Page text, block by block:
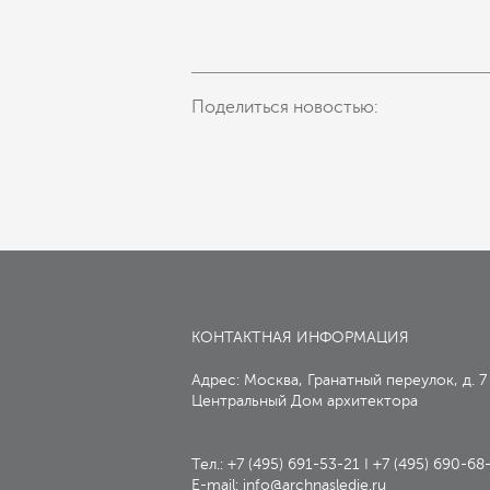
Поделиться новостью:
КОНТАКТНАЯ ИНФОРМАЦИЯ
Адрес: Москва, Гранатный переулок, д. 7
Центральный Дом архитектора
Тел.: +7 (495) 691-53-21 I +7 (495) 690-
E-mail: info@archnasledie.ru